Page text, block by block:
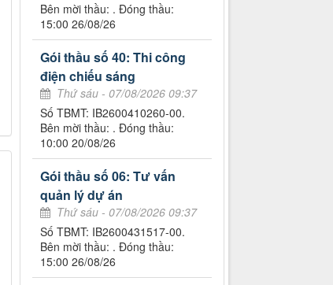
Bên mời thầu: . Đóng thầu:
15:00 26/08/26
Gói thầu số 40: Thi công
điện chiếu sáng
Thứ sáu - 07/08/2026 09:37
Số TBMT: IB2600410260-00.
Bên mời thầu: . Đóng thầu:
10:00 20/08/26
Gói thầu số 06: Tư vấn
quản lý dự án
Thứ sáu - 07/08/2026 09:37
Số TBMT: IB2600431517-00.
Bên mời thầu: . Đóng thầu:
15:00 26/08/26